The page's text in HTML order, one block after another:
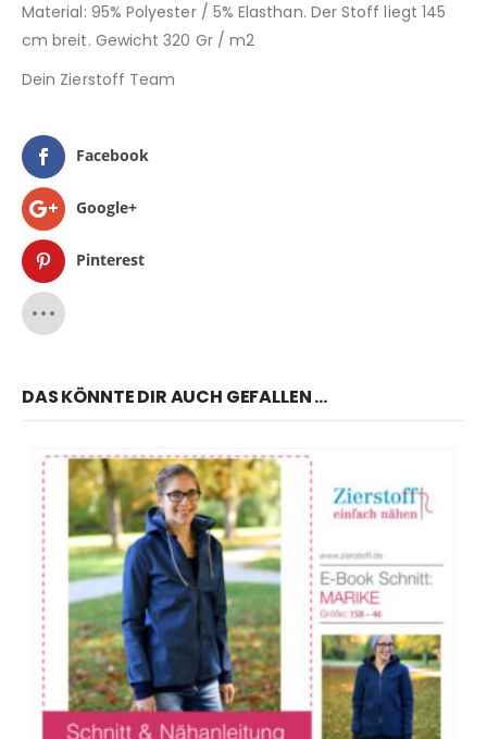
Material: 95% Polyester / 5% Elasthan. Der Stoff liegt 145
cm breit. Gewicht 320 Gr / m2
Dein Zierstoff Team
Facebook
Google+
Pinterest
DAS KÖNNTE DIR AUCH GEFALLEN …